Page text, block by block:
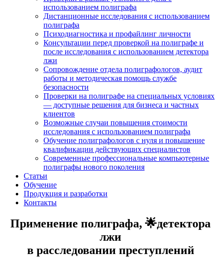
использованием полиграфа
Дистанционные исследования с использованием
полиграфа
Психодиагностика и профайлинг личности
Консультации перед проверкой на полиграфе и
после исследования с использованием детектора
лжи
Сопровождение отдела полиграфологов, аудит
работы и методическая помощь службе
безопасности
Проверки на полиграфе на специальных условиях
— доступные решения для бизнеса и частных
клиентов
Возможные случаи повышения стоимости
исследования с использованием полиграфа
Обучение полиграфологов с нуля и повышение
квалификации действующих специалистов
Современные профессиональные компьютерные
полиграфы нового поколения
Статьи
Обучение
Продукция и разработки
Контакты
Применение полиграфа, 🌟детектора
лжи
в расследовании преступлений